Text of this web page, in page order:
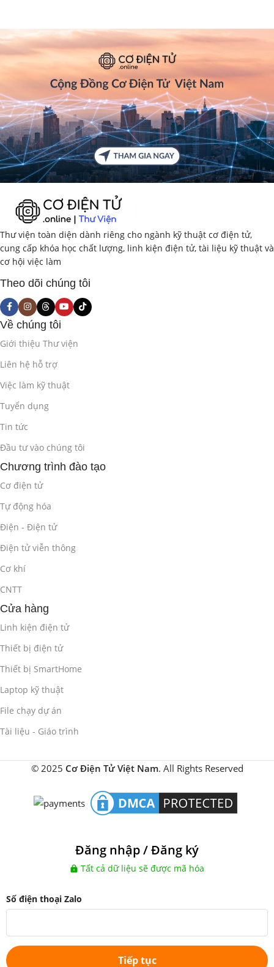
Thư viện toàn diện dành riêng cho ngành kỹ thuật cơ điện tử,
cung cấp khóa học chất lượng, linh kiện điện tử, tài liệu kỹ thuật và
cơ hội việc làm
Theo dõi chúng tôi
Về chúng tôi
Giới thiệu Thư viện
Liên hệ hỗ trợ
Việc làm kỹ thuật
Tuyển dụng
Tin tức
Đầu tư vào chúng tôi
Chương trình đào tạo
Cơ điện tử
Tự động hóa
Điện - Điện tử
Điện tử viễn thông
Cơ khí
CNTT
Cửa hàng
Linh kiện điện tử
Thiết bị điện tử
Thiết bị SmartHome
Laptop kỹ thuật
File chạy dự án
Tài liệu - Giáo trình
© 2025 Cơ Điện Tử Việt Nam. All Rights Reserved
Đăng nhập / Đăng ký
Tất cả dữ liệu sẽ được mã hóa
Số điện thoại Zalo
Tiếp tục